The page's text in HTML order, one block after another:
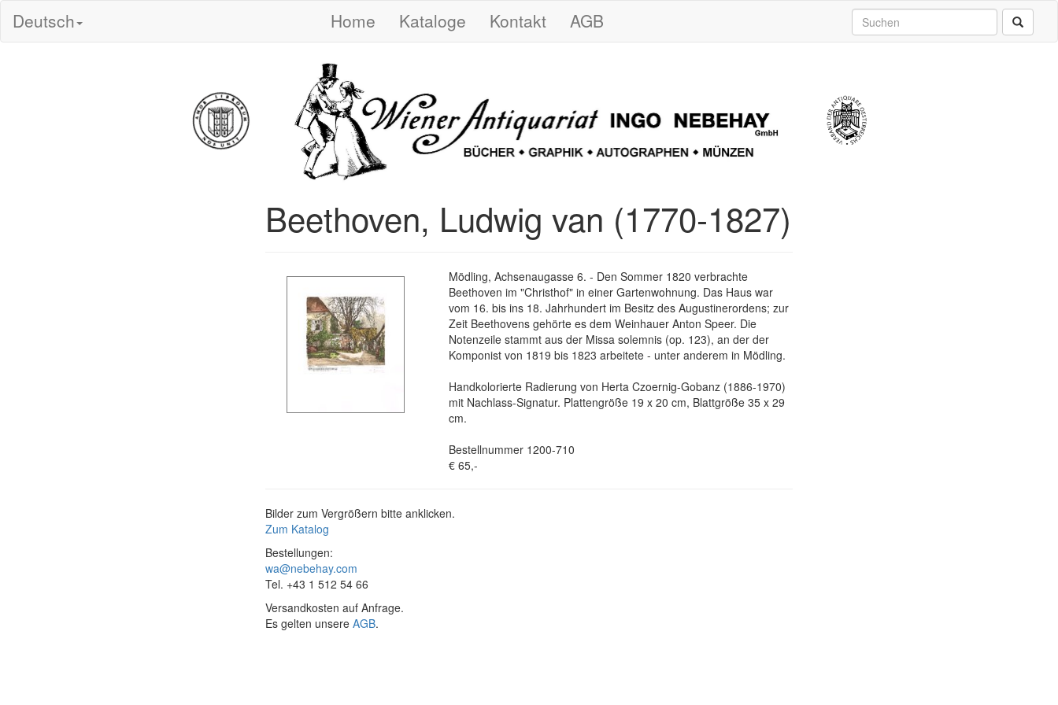
Deutsch Home Kataloge Kontakt AGB
Beethoven, Ludwig van (1770-1827)
Mödling, Achsenaugasse 6. - Den Sommer 1820 verbrachte
Beethoven im "Christhof" in einer Gartenwohnung. Das Haus war
vom 16. bis ins 18. Jahrhundert im Besitz des Augustinerordens; zur
Zeit Beethovens gehörte es dem Weinhauer Anton Speer. Die
Notenzeile stammt aus der Missa solemnis (op. 123), an der der
Komponist von 1819 bis 1823 arbeitete - unter anderem in Mödling.
Handkolorierte Radierung von Herta Czoernig-Gobanz (1886-1970)
mit Nachlass-Signatur. Plattengröße 19 x 20 cm, Blattgröße 35 x 29
cm.
Bestellnummer 1200-710
€ 65,-
Bilder zum Vergrößern bitte anklicken.
Zum Katalog
Bestellungen:
wa@nebehay.com
Tel. +43 1 512 54 66
Versandkosten auf Anfrage.
Es gelten unsere AGB.